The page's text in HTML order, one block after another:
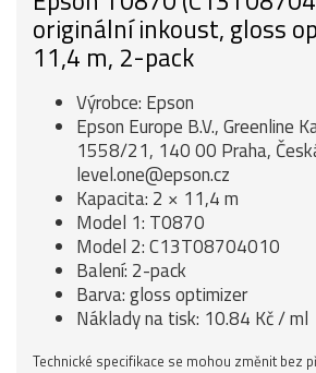
originální inkoust, gloss
11,4 m, 2-pack
Výrobce: Epson
Epson Europe B.V., Greenline
1558/21, 140 00 Praha,
level.one@epson.cz
Kapacita: 2 × 11,4 m
Model 1: T0870
Model 2: C13T08704010
Balení: 2-pack
Barva: gloss optimizer
Náklady na tisk: 10.84 Kč / ml
Technické specifikace se mohou změnit bez